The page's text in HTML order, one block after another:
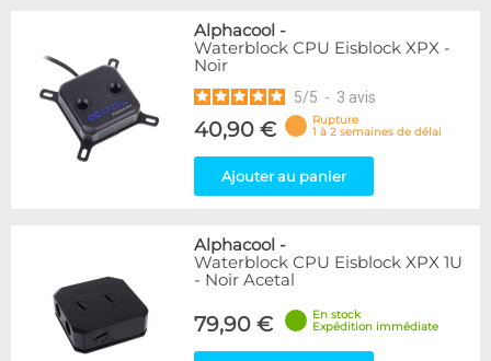
Alphacool -
Waterblock CPU Eisblock XPX -
Noir
5/5 - 3 avis
40,90 €
Rupture
1 à 2 semaines de délai
Ajouter au panier
Alphacool -
Waterblock CPU Eisblock XPX 1U
- Noir Acetal
79,90 €
En stock
Expédition immédiate